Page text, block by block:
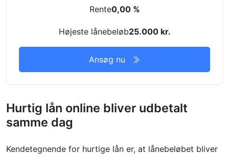
Rente0,00 %
Højeste lånebeløb25.000 kr.
Ansøg nu
Hurtig lån online bliver udbetalt
samme dag
Kendetegnende for hurtige lån er, at lånebeløbet bliver